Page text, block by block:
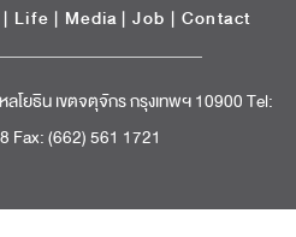
| Life | Media |Job | Contact
ยธิน เขตจตุจักร กรุงเทพฯ 10900 Tel:
Fax: (662) 561 1721